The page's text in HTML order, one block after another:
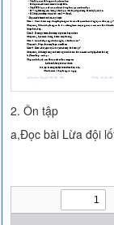
2. Ôn tập
a,Đọc bài Lừa đội